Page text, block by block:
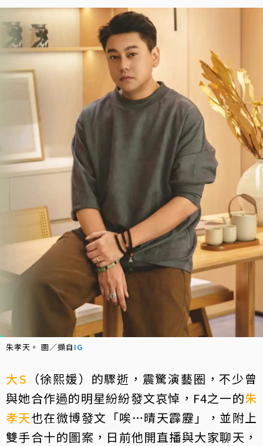
朱孝天。 圖／擷自 IG
大S （徐熙媛）的驟逝，震驚演藝圈，不少曾
與她合作過的明星紛紛發文哀悼，F4之一的朱
孝天也在微博發文「唉…晴天霹靂」，並附上
雙手合十的圖案，日前他開直播與大家聊天，